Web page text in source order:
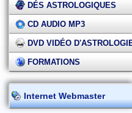
DÉS ASTROLOGIQUES
CD AUDIO MP3
DVD VIDÉO
FORMATIONS
Internet Webmaster